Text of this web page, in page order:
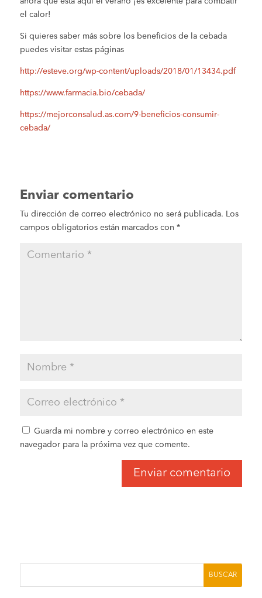
el calor!
Si quieres saber más sobre los beneficios de la cebada
puedes visitar estas páginas
http://esteve.org/wp-content/uploads/2018/01/13434.pdf
https://www.farmacia.bio/cebada/
https://mejorconsalud.as.com/9-beneficios-consumir-
cebada/
Enviar comentario
Tu dirección de correo electrónico no será publicada. Los
campos obligatorios están marcados con *
Guarda mi nombre y correo electrónico en este
navegador para la próxima vez que comente.